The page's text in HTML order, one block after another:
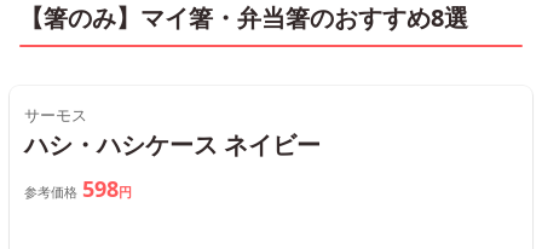
【箸のみ】マイ箸・弁当箸のおすすめ8選
サーモス
ハシ・ハシケース ネイビー
参考価格 598円